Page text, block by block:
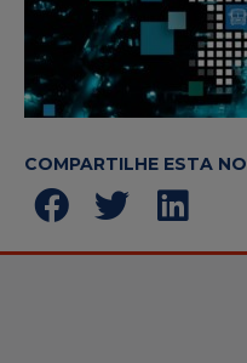
COMPARTILHE ESTA